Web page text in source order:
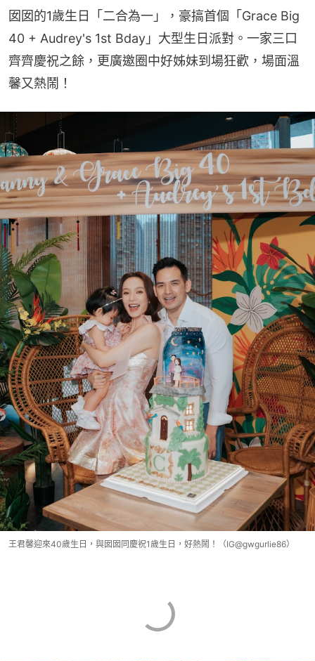
囡囡的1歲生日「二合為一」，豪搞首個「Grace Big
40 + Audrey's 1st Bday」大型生日派對。一家三口
齊齊慶祝之餘，更廣邀圈中好姊妹到場狂歡，場面溫
馨又熱鬧！
王君馨迎來40歲生日，與囡囡同慶祝1歲生日，好熱鬧！（IG@gwgurlie86）